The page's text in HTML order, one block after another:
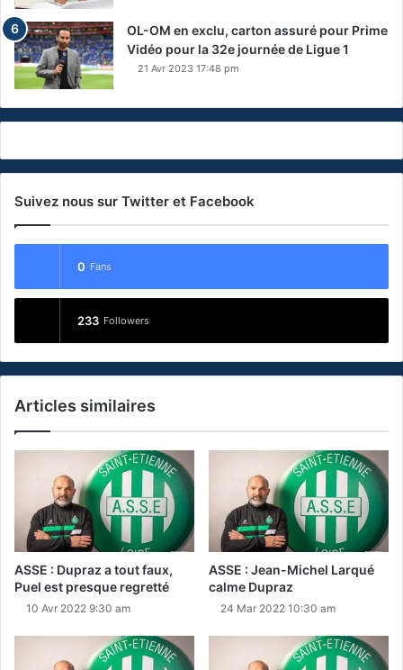
OL-OM en exclu, carton assuré pour Prime
Vidéo pour la 32e journée de Ligue 1
21 Avr 2023 17:48 pm
Suivez nous sur Twitter et Facebook
0 Fans
233 Followers
Articles similaires
ASSE : Dupraz a tout faux,
Puel est presque regretté
10 Avr 2022 9:30 am
ASSE : Jean-Michel Larqué
calme Dupraz
24 Mar 2022 10:30 am